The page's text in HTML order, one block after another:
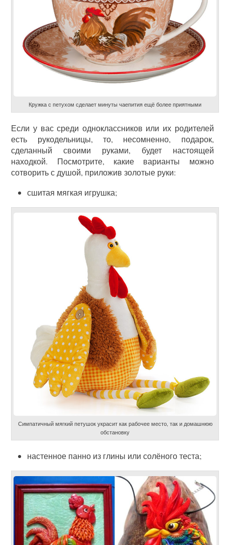
Кружка с петухом сделает минуты чаепития ещё более приятными
Если у вас среди одноклассников или их родителей
есть рукодельницы, то, несомненно, подарок,
сделанный своими руками, будет настоящей
находкой. Посмотрите, какие варианты можно
сотворить с душой, приложив золотые руки:
сшитая мягкая игрушка;
Симпатичный мягкий петушок украсит как рабочее место, так и домашнюю
обстановку
настенное панно из глины или солёного теста;